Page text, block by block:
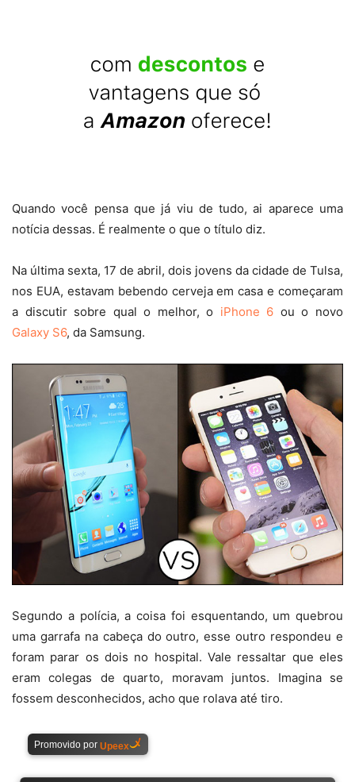
Quando você pensa que já viu de tudo, ai aparece uma
notícia dessas. É realmente o que o título diz.
Na última sexta, 17 de abril, dois jovens da cidade de Tulsa,
nos EUA, estavam bebendo cerveja em casa e começaram
a discutir sobre qual o melhor, o iPhone 6 ou o novo
Galaxy S6, da Samsung.
Segundo a polícia, a coisa foi esquentando, um quebrou
uma garrafa na cabeça do outro, esse outro respondeu e
foram parar os dois no hospital. Vale ressaltar que eles
eram colegas de quarto, moravam juntos. Imagina se
fossem desconhecidos, acho que rolava até tiro.